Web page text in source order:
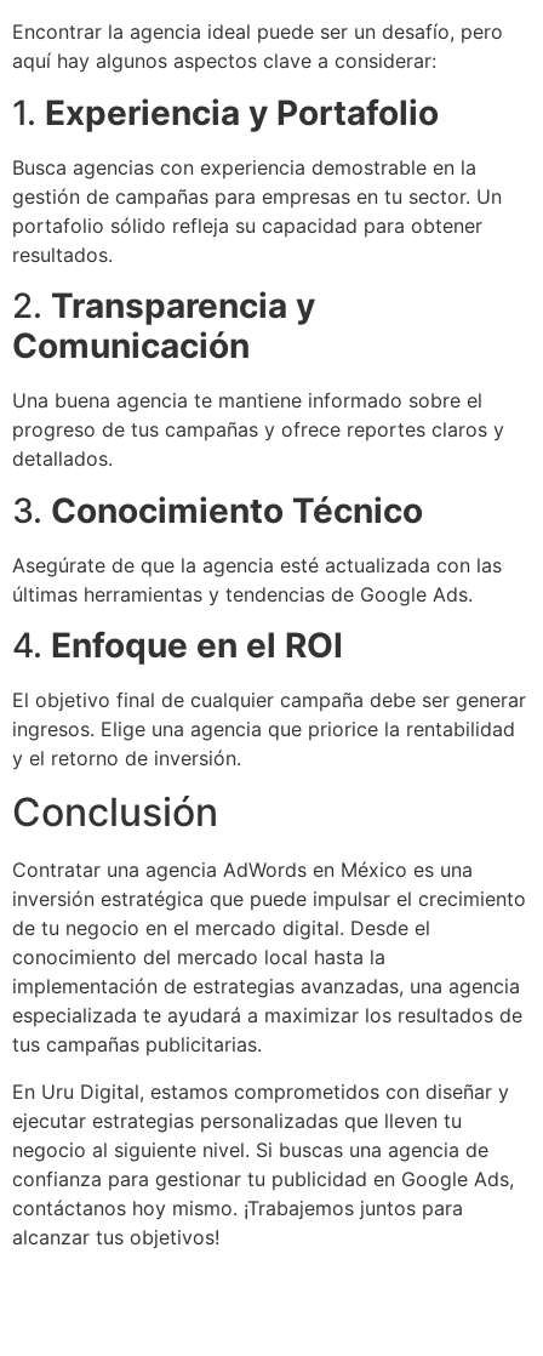
Encontrar la agencia ideal puede ser un desafío, pero
aquí hay algunos aspectos clave a considerar:
1. Experiencia y Portafolio
Busca agencias con experiencia demostrable en la
gestión de campañas para empresas en tu sector. Un
portafolio sólido refleja su capacidad para obtener
resultados.
2. Transparencia y
Comunicación
Una buena agencia te mantiene informado sobre el
progreso de tus campañas y ofrece reportes claros y
detallados.
3. Conocimiento Técnico
Asegúrate de que la agencia esté actualizada con las
últimas herramientas y tendencias de Google Ads.
4. Enfoque en el ROI
El objetivo final de cualquier campaña debe ser generar
ingresos. Elige una agencia que priorice la rentabilidad
y el retorno de inversión.
Conclusión
Contratar una agencia AdWords en México es una
inversión estratégica que puede impulsar el crecimiento
de tu negocio en el mercado digital. Desde el
conocimiento del mercado local hasta la
implementación de estrategias avanzadas, una agencia
especializada te ayudará a maximizar los resultados de
tus campañas publicitarias.
En Uru Digital, estamos comprometidos con diseñar y
ejecutar estrategias personalizadas que lleven tu
negocio al siguiente nivel. Si buscas una agencia de
confianza para gestionar tu publicidad en Google Ads,
contáctanos hoy mismo. ¡Trabajemos juntos para
alcanzar tus objetivos!